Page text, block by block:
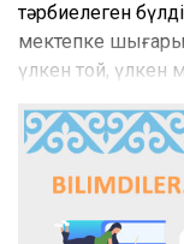
тәрбиелеген
мектепке
үлкен той, үлкен